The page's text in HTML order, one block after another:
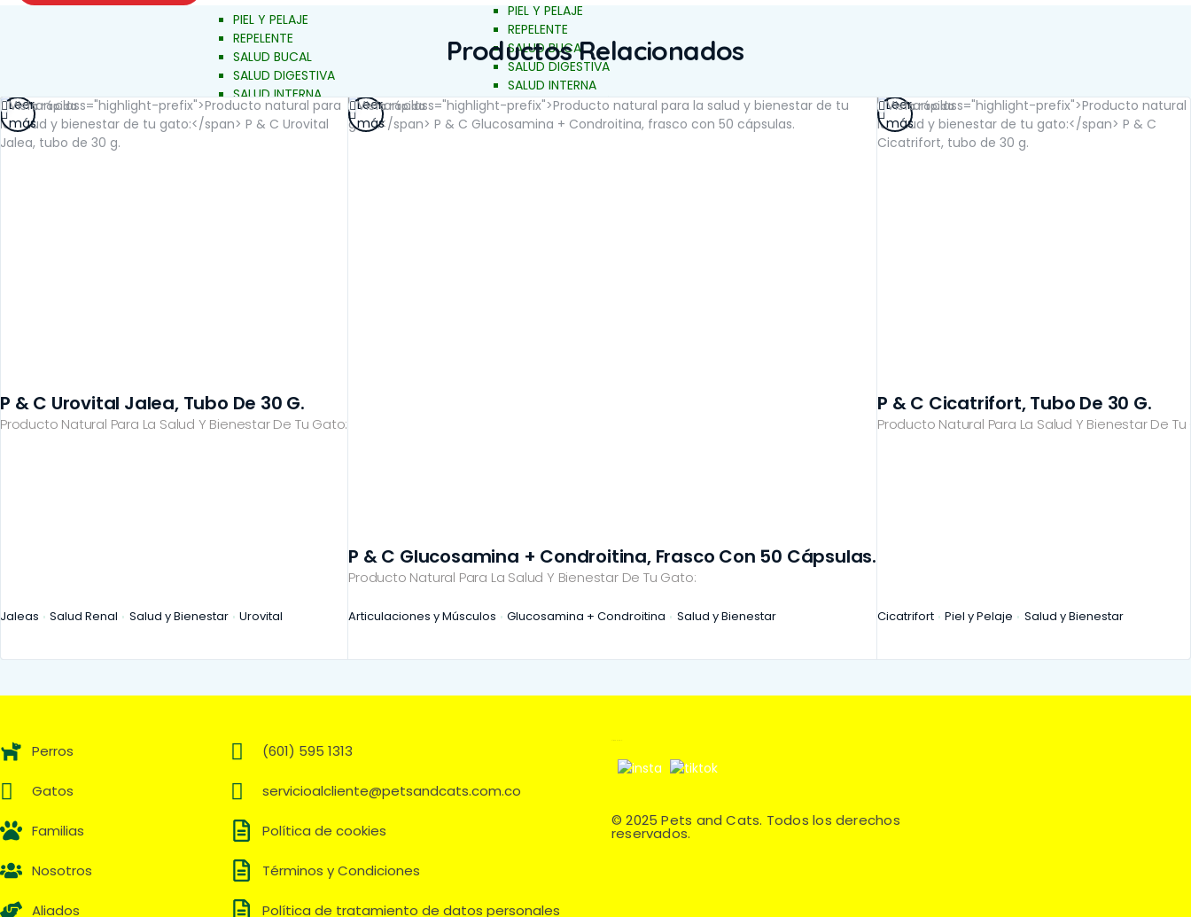
PIEL Y PELAJE
REPELENTE
SALUD BUCAL
SALUD DIGESTIVA
SALUD INTERNA
SALUD INMUNOLÓGICA
SALUD RENAL
PIEL Y PELAJE
REPELENTE
SALUD BUCAL
SALUD DIGESTIVA
SALUD INTERNA
SALUD INMUNOLÓGICA
SALUD RENAL
Productos Relacionados
Vista rápida
Producto Natural Para La Salud Y Bienestar De Tu Gato:
P & C Urovital Jalea, Tubo De 30 G.
Jaleas Salud Renal Salud y Bienestar Urovital
Leer
más
Vista rápida
Producto Natural Para La Salud Y Bienestar De Tu Gato:
P & C Glucosamina + Condroitina, Frasco Con 50 Cápsulas.
Articulaciones y Músculos Glucosamina + Condroitina Salud y Bienestar
Leer
más
Vista rápida
Producto Natural Para La Salud Y Bienestar De
P & C Cicatrifort, Tubo De 30 G.
Cicatrifort Piel y Pelaje Salud y Bienestar
Leer
más
Perros
Gatos
Familias
Nosotros
Aliados
(601) 595 1313
servicioalcliente@petsandcats.com.co
Política de cookies
Términos y Condiciones
Política de tratamiento de datos personales
© 2025 Pets and Cats. Todos los derechos
reservados.